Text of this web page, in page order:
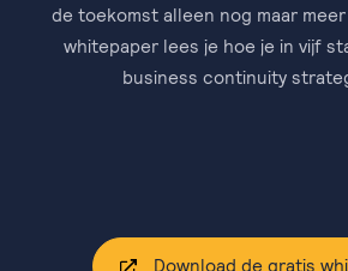
de toekomst alleen nog maar
whitepaper lees je hoe je in vijf
business continuity
Download de gratis